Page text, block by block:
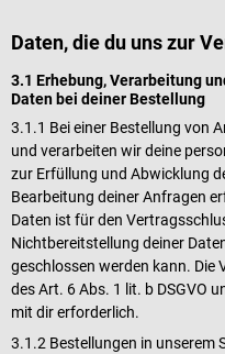
Daten, die du uns zur
3.1 Erhebung, Verarbeitung
Daten bei deiner Bestellung
3.1.1 Bei einer Bestellung von
und verarbeiten wir deine
zur Erfüllung und Abwicklung
Bearbeitung deiner Anfragen
Daten ist für den
Nichtbereitstellung deiner
geschlossen werden kann.
des Art. 6 Abs. 1 lit. b DSGVO
mit dir erforderlich.
3.1.2 Bestellungen in unserem